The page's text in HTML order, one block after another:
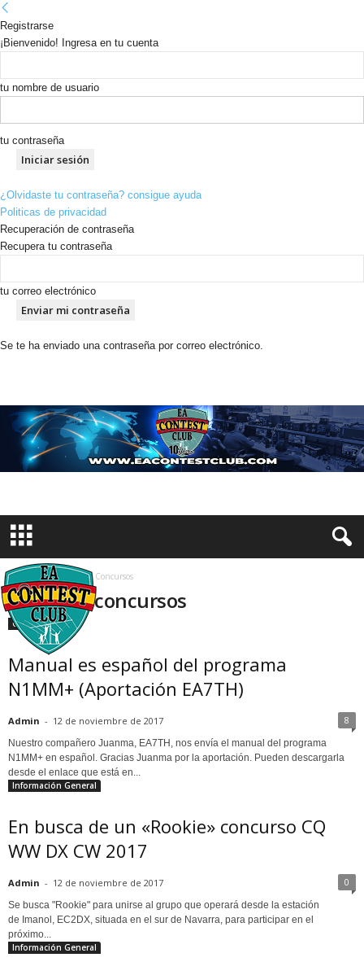
Registrarse
¡Bienvenido! Ingresa en tu cuenta
tu nombre de usuario
tu contraseña
¿Olvidaste tu contraseña? consigue ayuda
Politicas de privacidad
Recuperación de contraseña
Recupera tu contraseña
tu correo electrónico
Se te ha enviado una contraseña por correo electrónico.
Inicio Etiquetas Concursos
Etiqueta: concursos
Otros
Manual es español del programa
N1MM+ (Aportación EA7TH)
Admin - 12 de noviembre de 2017 8
Nuestro compañero Juanma, EA7TH, nos envía el manual del programa
N1MM+ en español. Gracias Juanma por la aportación. Pueden descargarla
desde el enlace que está en...
Información General
En busca de un «Rookie» concurso CQ
WW DX CW 2017
Admin - 12 de noviembre de 2017 0
Se busca "Rookie" para unirse al grupo que operará desde la estación
de Imanol, EC2DX, situada en el sur de Navarra, para participar en el
próximo...
Información General